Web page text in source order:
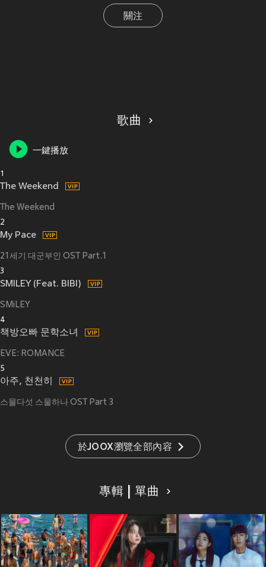
關注
歌曲
一鍵播放
1
The Weekend
The Weekend
2
My Pace
21세기 대군부인 OST Part.1
3
SMILEY (Feat. BIBI)
SMiLEY
4
책방오빠 문학소녀
EVE: ROMANCE
5
아주, 천천히
스물다섯 스물하나 OST Part 3
於JOOX瀏覽全部內容
專輯 | 單曲